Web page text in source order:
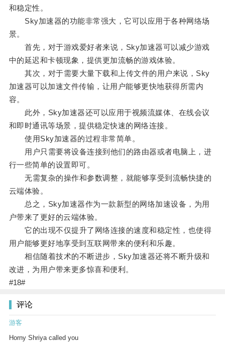
和稳定性。
Sky加速器的功能非常强大，它可以应用于各种网络场
景。
首先，对于游戏爱好者来说，Sky加速器可以减少游戏
中的延迟和卡顿现象，提供更加流畅的游戏体验。
其次，对于需要大量下载和上传文件的用户来说，Sky
加速器可以加速文件传输，让用户能够更快地获得所需内
容。
此外，Sky加速器还可以应用于视频流媒体、在线会议
和即时通讯等场景，提供稳定快速的网络连接。
使用Sky加速器的过程非常简单。
用户只需要将设备连接到他们的路由器或者电脑上，进
行一些简单的设置即可。
无需复杂的操作和参数调整，就能够享受到流畅快捷的
云端体验。
总之，Sky加速器作为一款新型的网络加速设备，为用
户带来了更好的云端体验。
它的出现不仅提升了网络连接的速度和稳定性，也使得
用户能够更好地享受到互联网带来的便利和乐趣。
相信随着技术的不断进步，Sky加速器还将不断升级和
改进，为用户带来更多惊喜和便利。
#18#
评论
游客
Horny Shriya called you